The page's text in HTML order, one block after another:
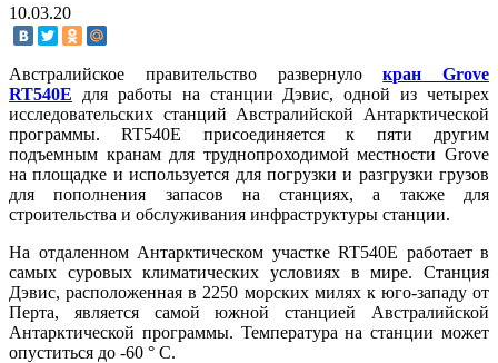
10.03.20
Австралийское правительство развернулокран Grove
RT540E для работы на станции Дэвис, одной из четырех
исследовательских станций Австралийской Антарктической
программы. RT540E присоединяется к пяти другим
подъемным кранам для труднопроходимой местности Grove
на площадке и используется для погрузки и разгрузки грузов
для пополнения запасов на станциях, а также для
строительства и обслуживания инфраструктуры станции.
На отдаленном Антарктическом участке RT540E работает в
самых суровых климатических условиях в мире. Станция
Дэвис, расположенная в 2250 морских милях к юго-западу от
Перта, является самой южной станцией Австралийской
Антарктической программы. Температура на станции может
опуститься до -60 ° C.